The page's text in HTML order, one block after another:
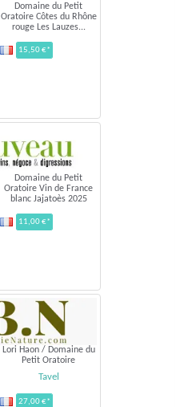
Domaine du Petit
Oratoire Côtes du Rhône
rouge Les Lauzes...
15,50 €*
Domaine du Petit
Oratoire Vin de France
blanc Jajatoès 2025
11,00 €*
Lori Haon / Domaine du
Petit Oratoire
Tavel
27,00 €*